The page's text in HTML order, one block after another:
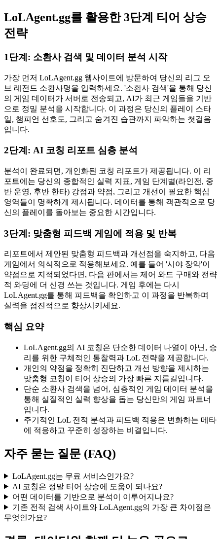
LoLAgent.gg를 활용한 3단계 티어 상승
전략
1단계: 소환사 검색 및 데이터 분석 시작
가장 먼저 LoLAgent.gg 웹사이트에 방문하여 당신의 리그 오
브 레전드 소환사명을 입력하세요. '소환사 검색'을 통해 당신
의 게임 데이터가 서버로 전송되고, AI가 최근 게임들을 기반
으로 정밀 분석을 시작합니다. 이 과정은 당신의 플레이 스타
일, 챔피언 선호도, 그리고 숨겨진 습관까지 파악하는 첫걸음
입니다.
2단계: AI 코칭 리포트 심층 분석
분석이 완료되면, 개인화된 코칭 리포트가 제공됩니다. 이 리
포트에는 당신의 종합적인 실력 지표, 게임 단계별(라인전, 중
반 운영, 후반 한타) 강점과 약점, 그리고 개선이 필요한 핵심
영역들이 명확하게 제시됩니다. 데이터를 통해 객관적으로 당
신의 플레이를 돌아보는 중요한 시간입니다.
3단계: 맞춤형 피드백 게임에 적용 및 반복
리포트에서 제안된 맞춤형 피드백과 개선점을 숙지하고, 다음
게임에서 의식적으로 적용해보세요. 예를 들어 '시야 장악'이
약점으로 지적되었다면, 다음 판에서는 제어 와드 구매와 전략
적 와딩에 더 신경 쓰는 것입니다. 게임 후에는 다시
LoLAgent.gg를 통해 피드백을 확인하고 이 과정을 반복하며
실력을 점진적으로 향상시키세요.
핵심 요약
LoLAgent.gg의 AI 코칭은 단순한 데이터 나열이 아닌, 승
리를 위한 구체적인 통찰력과 LoL 전략을 제공합니다.
개인의 약점을 정확히 진단하고 개선 방향을 제시하는
맞춤형 코칭이 티어 상승의 가장 빠른 지름길입니다.
단순 소환사 검색을 넘어, 심층적인 게임 데이터 분석을
통해 실질적인 실력 향상을 돕는 당신만의 게임 파트너
입니다.
주기적인 LoL 전적 분석과 피드백 적용은 변화하는 메타
에 적응하고 꾸준히 성장하는 비결입니다.
자주 묻는 질문 (FAQ)
LoLAgent.gg는 무료 서비스인가요?
AI 코칭은 정말 티어 상승에 도움이 되나요?
어떤 데이터를 기반으로 분석이 이루어지나요?
기존 전적 검색 사이트와 LoLAgent.gg의 가장 큰 차이점은
무엇인가요?